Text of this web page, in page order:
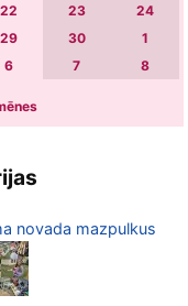
22 23
24
29 30
1
6 7 8
novada mazpulkus